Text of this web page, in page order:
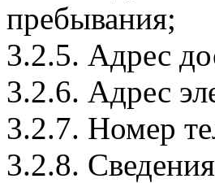
пребывания;
3.2.5. Адрес
3.2.6. Адрес
3.2.7. Номер
3.2.8.